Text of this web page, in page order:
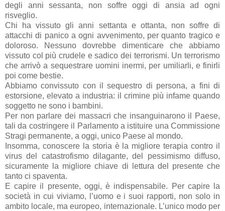
degli anni sessanta, non soffre oggi di ansia ad ogni
risveglio.
Chi ha vissuto gli anni settanta e ottanta, non soffre di
attacchi di panico a ogni avvenimento, per quanto tragico e
doloroso. Nessuno dovrebbe dimenticare che abbiamo
vissuto col più crudele e sadico dei terrorismi. Un terrorismo
che arrivò a sequestrare uomini inermi, per umiliarli, e finirli
poi come bestie.
Abbiamo convissuto con il sequestro di persona, a fini di
estorsione, elevato a industria: il crimine più infame quando
soggetto ne sono i bambini.
Per non parlare dei massacri che insanguinarono il Paese,
tali da costringere il Parlamento a istituire una Commissione
Stragi permanente, a oggi, unico Paese al mondo.
Insomma, conoscere la storia è la migliore terapia contro il
virus del catastrofismo dilagante, del pessimismo diffuso,
sicuramente la migliore chiave di lettura del presente che
tanto ci spaventa.
E capire il presente, oggi, è indispensabile. Per capire la
società in cui viviamo, l’uomo e i suoi rapporti, non solo in
ambito locale, ma europeo, internazionale. L’unico modo per